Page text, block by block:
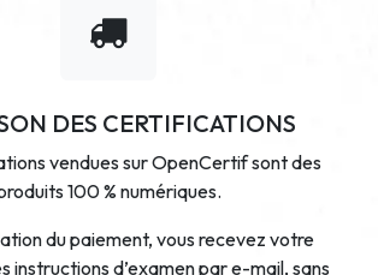
DES CERTIFICATIONS
vendues sur OpenCertif sont des
100 % numériques.
du paiement, vous recevez votre
instructions d’examen par e-mail, sans